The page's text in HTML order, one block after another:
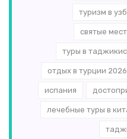
туризм в
святые
туры в
отдых в турции 2026
испания
лечебные туры в